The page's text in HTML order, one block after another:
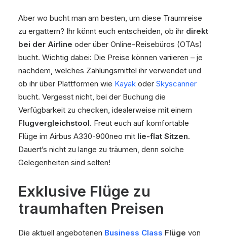
Aber wo bucht man am besten, um diese Traumreise
zu ergattern? Ihr könnt euch entscheiden, ob ihr direkt
bei der Airline oder über Online-Reisebüros (OTAs)
bucht. Wichtig dabei: Die Preise können variieren – je
nachdem, welches Zahlungsmittel ihr verwendet und
ob ihr über Plattformen wie Kayak oder Skyscanner
bucht. Vergesst nicht, bei der Buchung die
Verfügbarkeit zu checken, idealerweise mit einem
Flugvergleichstool. Freut euch auf komfortable
Flüge im Airbus A330-900neo mit lie-flat Sitzen.
Dauert’s nicht zu lange zu träumen, denn solche
Gelegenheiten sind selten!
Exklusive Flüge zu
traumhaften Preisen
Die aktuell angebotenen Business Class Flüge von